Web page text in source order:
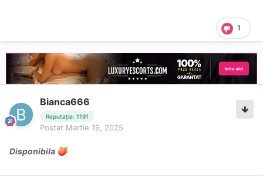
1
Bianca666
Reputație: 1191
Postat Martie 19, 2025
Disponibila 🍑